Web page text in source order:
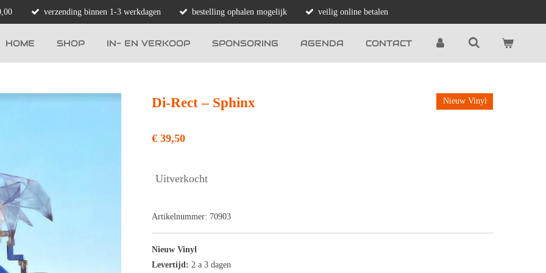
verzending binnen 1-3 werkdagen bestelling ophalen mogelijk veilig online betalen
HOME SHOP IN- EN VERKOOP SPONSORING AGENDA CONTACT
Di-Rect – Sphinx Nieuw Vinyl
€ 39,50
Uitverkocht
Artikelnummer: 70903
Nieuw Vinyl
Levertijd: 2 a 3 dagen